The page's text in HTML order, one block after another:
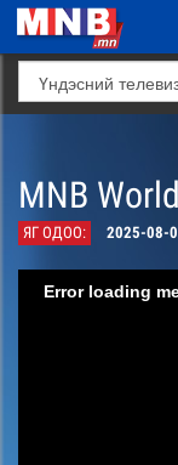
MNB
ЯГ ОДОО: 2025-08-
Error loading